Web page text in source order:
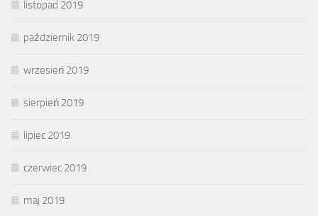
listopad 2019
październik 2019
wrzesień 2019
sierpień 2019
lipiec 2019
czerwiec 2019
maj 2019